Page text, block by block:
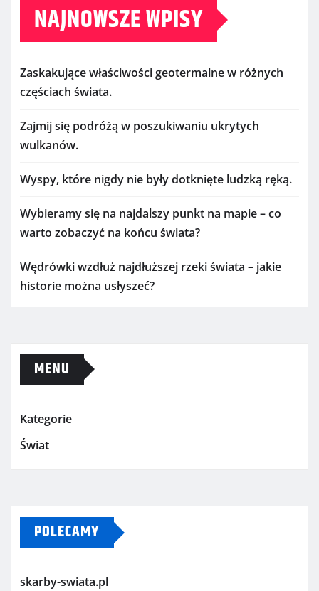
NAJNOWSZE WPISY
Zaskakujące właściwości geotermalne w różnych
częściach świata.
Zajmij się podróżą w poszukiwaniu ukrytych
wulkanów.
Wyspy, które nigdy nie były dotknięte ludzką ręką.
Wybieramy się na najdalszy punkt na mapie – co
warto zobaczyć na końcu świata?
Wędrówki wzdłuż najdłuższej rzeki świata – jakie
historie można usłyszeć?
MENU
Kategorie
Świat
POLECAMY
skarby-swiata.pl